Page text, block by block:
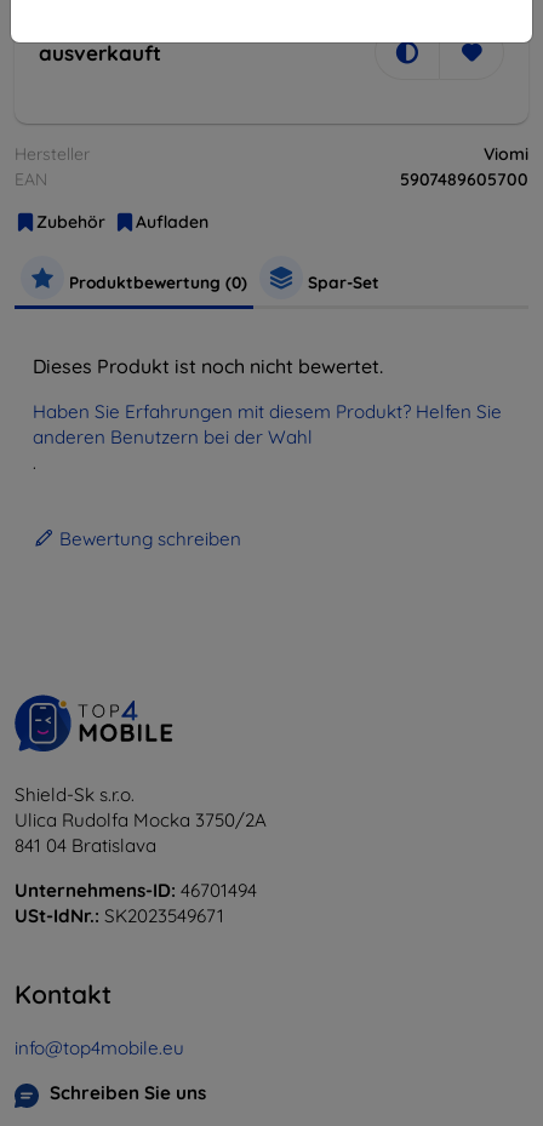
ausverkauft
Hersteller
Viomi
EAN
5907489605700
Zubehör
Aufladen
Produktbewertung (0) Spar-Set
Dieses Produkt ist noch nicht bewertet.
Haben Sie Erfahrungen mit diesem Produkt? Helfen Sie
anderen Benutzern bei der Wahl
.
Bewertung schreiben
Shield-Sk s.r.o.
Ulica Rudolfa Mocka 3750/2A
841 04 Bratislava
Unternehmens-ID: 46701494
USt-IdNr.: SK2023549671
Kontakt
info@top4mobile.eu
Schreiben Sie uns